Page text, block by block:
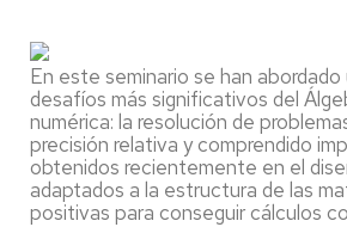
En este seminario se han abordado
desafíos más significativos del
numérica: la resolución de
precisión relativa y comprendido
obtenidos recientemente en el
adaptados a la estructura de las
positivas para conseguir cálculos